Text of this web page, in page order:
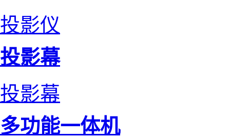
投影仪
投影幕
投影幕
多功能一体机